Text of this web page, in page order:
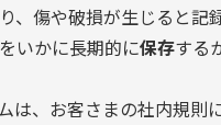
、傷や破損が生じると記
いかに長期的に保存する
は、お客さまの社内規則